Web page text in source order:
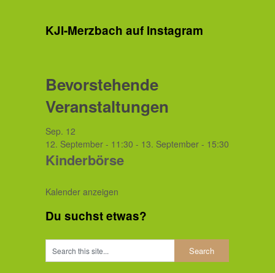
KJI-Merzbach auf Instagram
Bevorstehende
Veranstaltungen
Sep. 12
12. September - 11:30 - 13. September - 15:30
Kinderbörse
Kalender anzeigen
Du suchst etwas?